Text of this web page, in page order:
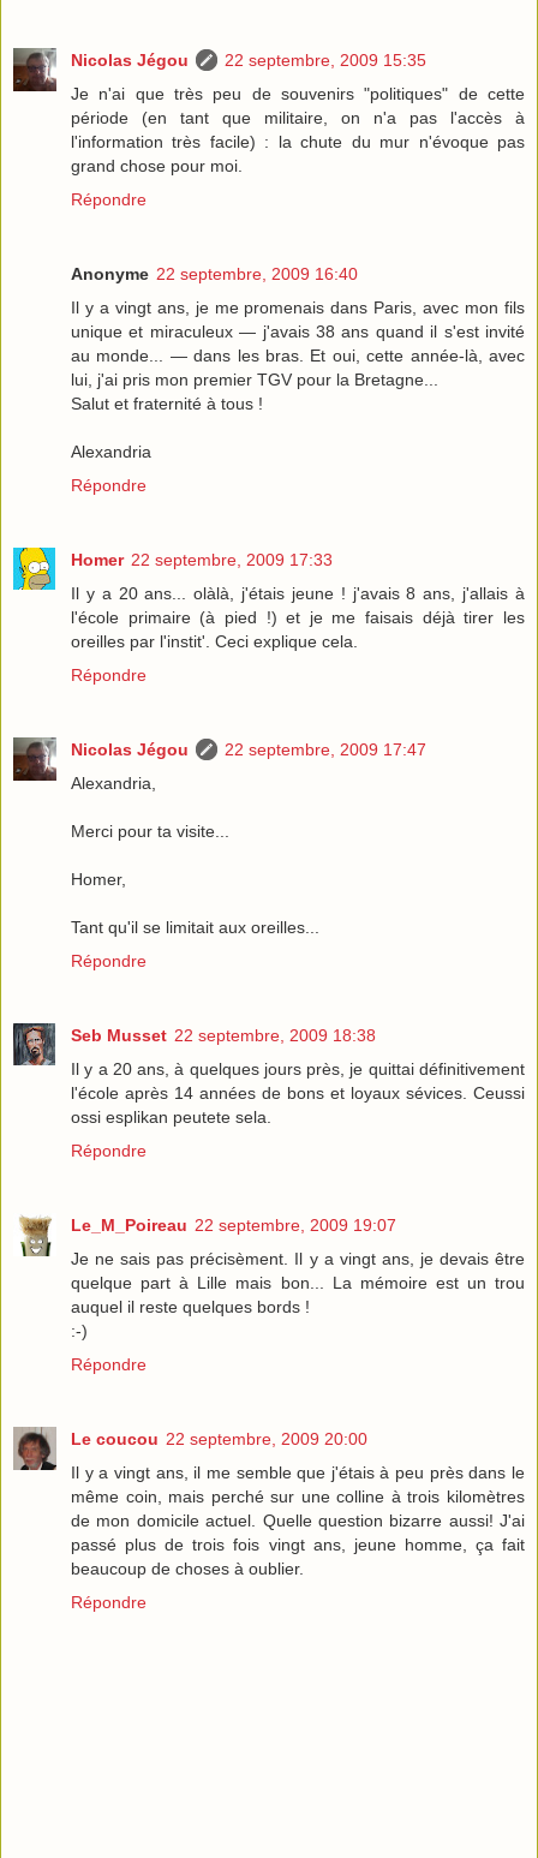
Nicolas Jégou
22 septembre, 2009 15:35
Je n'ai que très peu de souvenirs "politiques" de cette
période (en tant que militaire, on n'a pas l'accès à
l'information très facile) : la chute du mur n'évoque pas
grand chose pour moi.
Répondre
Anonyme 22 septembre, 2009 16:40
Il y a vingt ans, je me promenais dans Paris, avec mon fils
unique et miraculeux — j'avais 38 ans quand il s'est invité
au monde... — dans les bras. Et oui, cette année-là, avec
lui, j'ai pris mon premier TGV pour la Bretagne...
Salut et fraternité à tous !
Alexandria
Répondre
Homer 22 septembre, 2009 17:33
Il y a 20 ans... olàlà, j'étais jeune ! j'avais 8 ans, j'allais à
l'école primaire (à pied !) et je me faisais déjà tirer les
oreilles par l'instit'. Ceci explique cela.
Répondre
Nicolas Jégou
22 septembre, 2009 17:47
Alexandria,
Merci pour ta visite...
Homer,
Tant qu'il se limitait aux oreilles...
Répondre
Seb Musset 22 septembre, 2009 18:38
Il y a 20 ans, à quelques jours près, je quittai définitivement
l'école après 14 années de bons et loyaux sévices. Ceussi
ossi esplikan peutete sela.
Répondre
Le_M_Poireau 22 septembre, 2009 19:07
Je ne sais pas précisèment. Il y a vingt ans, je devais être
quelque part à Lille mais bon... La mémoire est un trou
auquel il reste quelques bords !
:-)
Répondre
Le coucou 22 septembre, 2009 20:00
Il y a vingt ans, il me semble que j'étais à peu près dans le
même coin, mais perché sur une colline à trois kilomètres
de mon domicile actuel. Quelle question bizarre aussi! J'ai
passé plus de trois fois vingt ans, jeune homme, ça fait
beaucoup de choses à oublier.
Répondre